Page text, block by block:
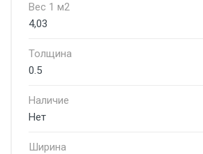
Вес 1 м2
4,03
Толщина
0.5
Наличие
Нет
Ширина